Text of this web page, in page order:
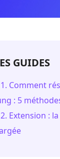
GUIDES
Comment
: 5
Extension :